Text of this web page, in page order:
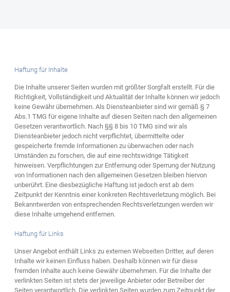
Haftung für Inhalte
Die Inhalte unserer Seiten wurden mit größter Sorgfalt erstellt. Für die
Richtigkeit, Vollständigkeit und Aktualität der Inhalte können wir jedoch
keine Gewähr übernehmen. Als Diensteanbieter sind wir gemäß § 7
Abs.1 TMG für eigene Inhalte auf diesen Seiten nach den allgemeinen
Gesetzen verantwortlich. Nach §§ 8 bis 10 TMG sind wir als
Diensteanbieter jedoch nicht verpflichtet, übermittelte oder
gespeicherte fremde Informationen zu überwachen oder nach
Umständen zu forschen, die auf eine rechtswidrige Tätigkeit
hinweisen. Verpflichtungen zur Entfernung oder Sperrung der Nutzung
von Informationen nach den allgemeinen Gesetzen bleiben hiervon
unberührt. Eine diesbezügliche Haftung ist jedoch erst ab dem
Zeitpunkt der Kenntnis einer konkreten Rechtsverletzung möglich. Bei
Bekanntwerden von entsprechenden Rechtsverletzungen werden wir
diese Inhalte umgehend entfernen.
Haftung für Links
Unser Angebot enthält Links zu externen Webseiten Dritter, auf deren
Inhalte wir keinen Einfluss haben. Deshalb können wir für diese
fremden Inhalte auch keine Gewähr übernehmen. Für die Inhalte der
verlinkten Seiten ist stets der jeweilige Anbieter oder Betreiber der
Seiten verantwortlich. Die verlinkten Seiten wurden zum Zeitpunkt der